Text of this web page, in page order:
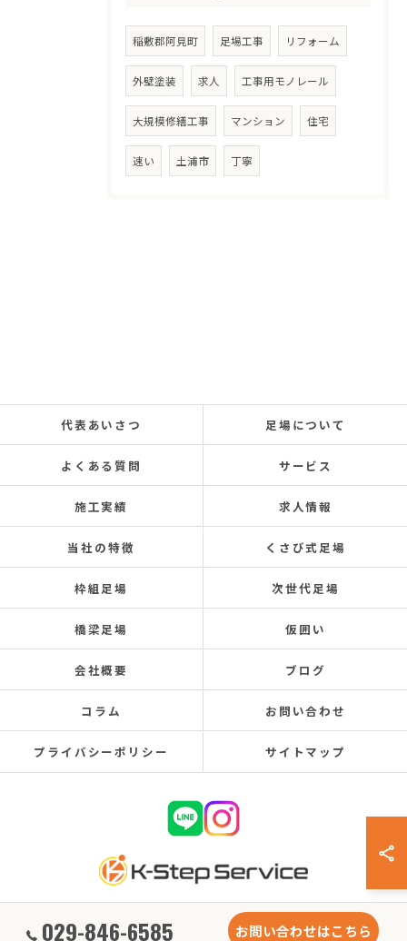
稲敷郡阿見町 足場工事 リフォーム
外壁塗装 求人 工事用モノレール
大規模修繕工事 マンション 住宅
速い 土浦市 丁寧
029-846-6585 お問い合わせはこちら
代表あいさつ 足場について
よくある質問 サービス
施工実績 求人情報
当社の特徴 くさび式足場
枠組足場 次世代足場
橋梁足場 仮囲い
会社概要 ブログ
コラム お問い合わせ
プライバシーポリシー サイトマップ
© 2026 茨城県稲敷郡阿見町の足場工事なら株式会社K-ステップサービス ALL RIGHTS